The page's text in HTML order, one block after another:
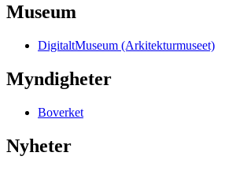
Museum
DigitaltMuseum (Arkitekturmuseet)
Myndigheter
Boverket
Nyheter